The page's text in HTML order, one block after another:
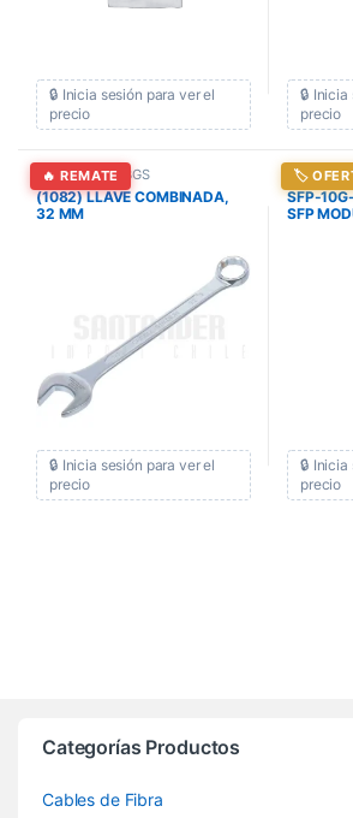
🔒 Inicia sesión para ver el
precio
🔒
precio
🔥 REMATE
Herramientas BGS
(1082) LLAVE COMBINADA,
32 MM
🔒 Inicia sesión para ver el
precio
🏷️
SFP-
SFP
🔒
precio
Categorías Productos
Cables de Fibra